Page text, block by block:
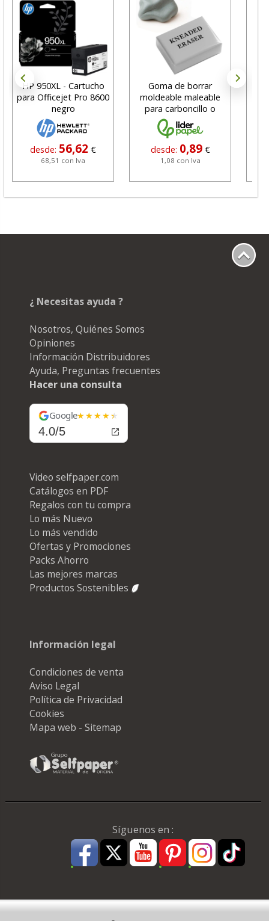
HP 950XL - Cartucho
para Officejet Pro 8600
negro
desde: 56,62 €
68,51 con Iva
Goma de borrar
moldeable maleable
para carboncillo o
grafito
desde: 0,89 €
1,08 con Iva
¿ Necesitas ayuda ?
Nosotros, Quiénes Somos
Opiniones
Información Distribuidores
Ayuda, Preguntas frecuentes
Hacer una consulta
Google
4.0/5
Video selfpaper.com
Catálogos en PDF
Regalos con tu compra
Lo más Nuevo
Lo más vendido
Ofertas y Promociones
Packs Ahorro
Las mejores marcas
Productos Sostenibles
Información legal
Condiciones de venta
Aviso Legal
Política de Privacidad
Cookies
Mapa web - Sitemap
Síguenos en :
Pago Seguro